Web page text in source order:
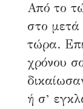
Από το
στο μετά
τώρα.
χρόνου
ή σ’